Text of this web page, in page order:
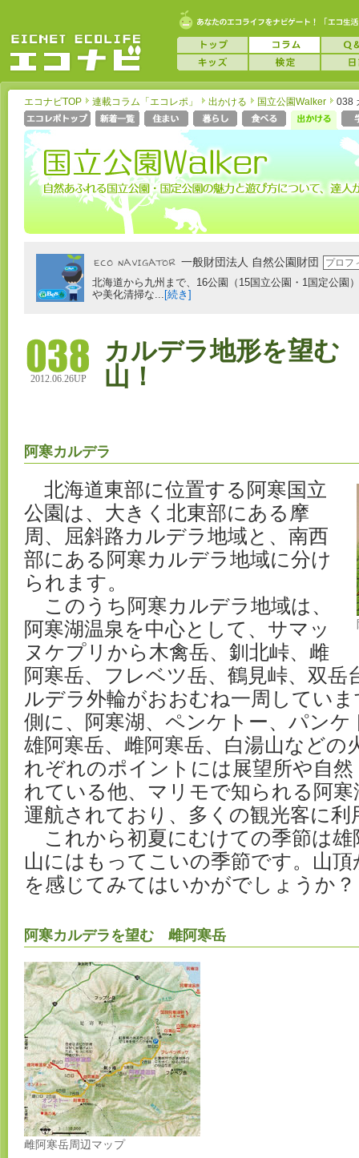
エコナビTOP 連載コラム「エコレポ」 出かける 国立公園Walker 038
一般財団法人 自然公園財団
プロフ
北海道から九州まで、16公園（15国立公園・1国定公園
や美化清掃な... [続き]
2012.06.26UP
カルデラ地形を望
山！
阿寒カルデラ
北海道東部に位置する阿寒国立
公園は、大きく北東部にある摩
周、屈斜路カルデラ地域と、南西
部にある阿寒カルデラ地域に分け
られます。
このうち阿寒カルデラ地域は、
阿寒湖温泉を中心として、サマッ
ヌケプリから木禽岳、釧北峠、雌
阿寒岳、フレベツ岳、鶴見峠、双岳
ルデラ外輪がおおむね一周してい
側に、阿寒湖、ペンケトー、パン
雄阿寒岳、雌阿寒岳、白湯山などの
れぞれのポイントには展望所や自
れている他、マリモで知られる阿
運航されており、多くの観光客に
これから初夏にむけての季節は雄
山にはもってこいの季節です。山
を感じてみてはいかがでしょうか？
阿寒カルデラを望む 雌阿寒岳
雌阿寒岳周辺マップ